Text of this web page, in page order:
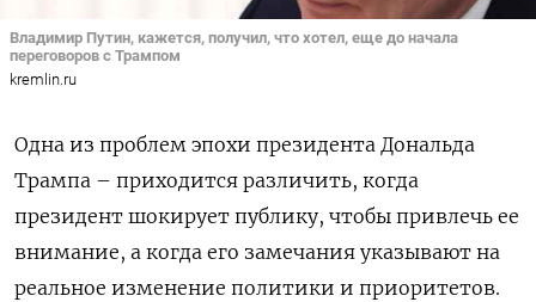
Владимир Путин, кажется, получил, что хотел, еще до начала
переговоров с Трампом
kremlin.ru
Одна из проблем эпохи президента Дональда
Трампа – приходится различить, когда
президент шокирует публику, чтобы привлечь ее
внимание, а когда его замечания указывают на
реальное изменение политики и приоритетов.